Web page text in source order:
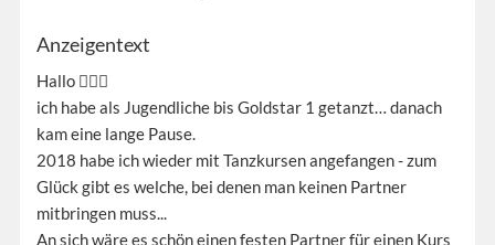
Anzeigentext
Hallo 🙋🏻‍♀️
ich habe als Jugendliche bis Goldstar 1 getanzt… danach
kam eine lange Pause.
2018 habe ich wieder mit Tanzkursen angefangen - zum
Glück gibt es welche, bei denen man keinen Partner
mitbringen muss...
An sich wäre es schön einen festen Partner für einen Kurs